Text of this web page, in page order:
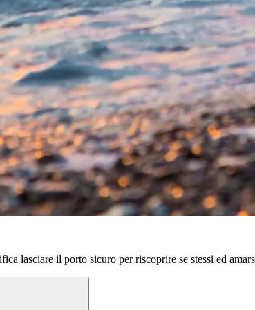
lasciare il porto sicuro per riscoprire se stessi ed